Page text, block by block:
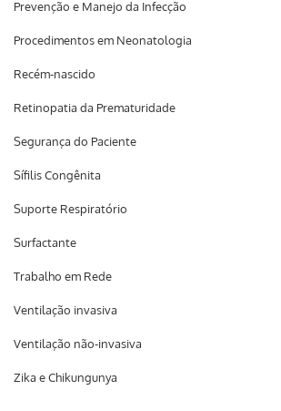
Prevenção e Manejo da Infecção
Procedimentos em Neonatologia
Recém-nascido
Retinopatia da Prematuridade
Segurança do Paciente
Sífilis Congênita
Suporte Respiratório
Surfactante
Trabalho em Rede
Ventilação invasiva
Ventilação não-invasiva
Zika e Chikungunya